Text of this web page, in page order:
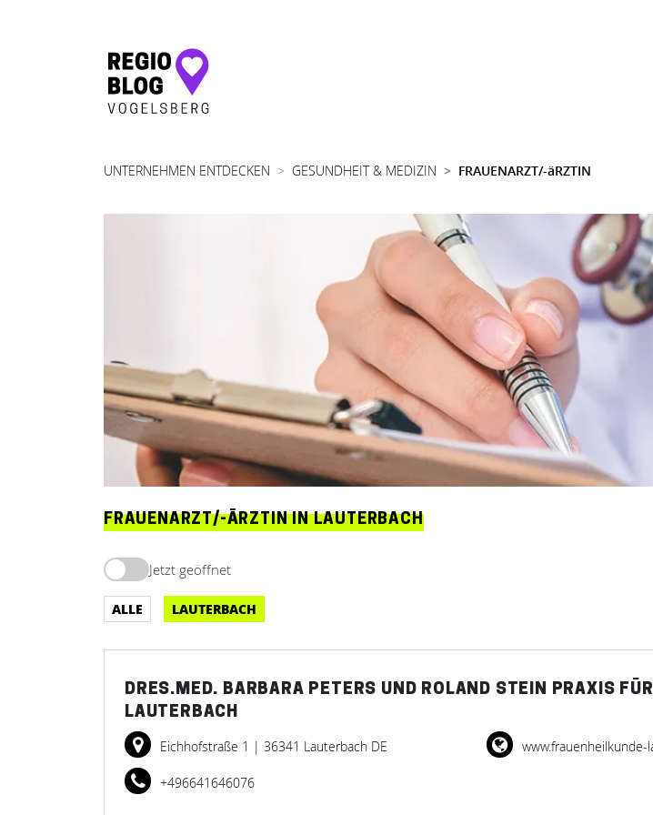
Hauptnavigation
UNTERNEHMEN ENTDECKEN GESUNDHEIT & MEDIZIN FRAUENARZT/-äRZTIN
FRAUENARZT/-ÄRZTIN IN LAUTERBACH
Jetzt geöffnet
ALLE LAUTERBACH
DRES.MED. BARBARA PETERS UND ROLAND STEIN PRAXIS
LAUTERBACH
Eichhofstraße 1 | 36341 Lauterbach DE
+496641646076
www.frauenheilkunde-